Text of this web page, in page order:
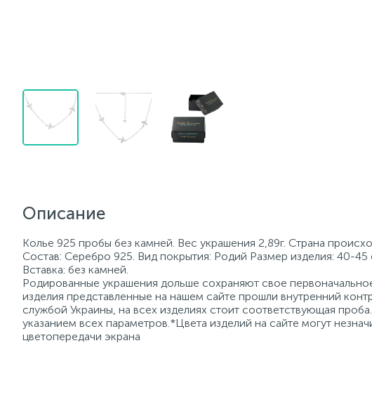
Описание
Колье 925 пробы без камней. Вес украшения 2,89г. Страна
Состав: Серебро 925. Вид покрытия: Родий Размер изделия: 40-45
Вставка: без камней.
Родированные украшения дольше сохраняют свое
изделия представленные на нашем сайте прошли внутренний
службой Украины, на всех изделиях стоит соответствующая
указанием всех параметров.*Цвета изделий на сайте могут
цветопередачи экрана